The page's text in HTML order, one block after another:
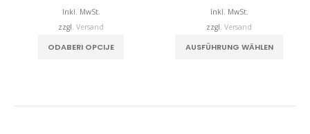
Inkl. MwSt.
zzgl.Versand
AUSFÜHRUNG WÄHLEN
Inkl. MwSt.
zzgl.Versand
ODABERI OPCIJE